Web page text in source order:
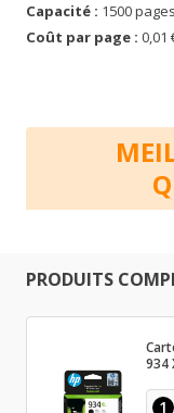
Capacité : 1500
Coût par page : 0,01
PRODUITS
934
1